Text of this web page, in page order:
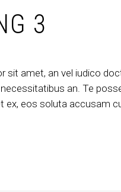
3
sit amet, an vel iudico
an. Te
ex, eos soluta accusam